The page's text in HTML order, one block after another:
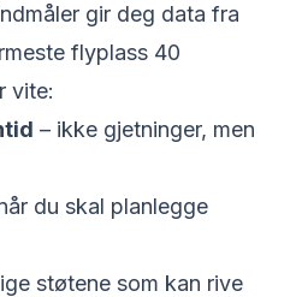
gir deg data fra
flyplass 40
vite:
– ikke gjetninger, men
du skal planlegge
støtene som kan rive